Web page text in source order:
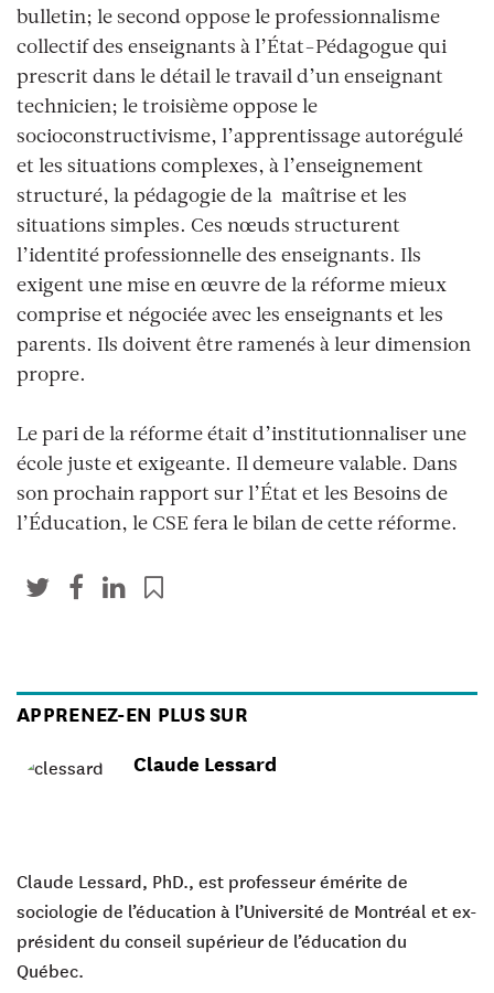
bulletin; le second oppose le professionnalisme
collectif des enseignants à l’État-Pédagogue qui
prescrit dans le détail le travail d’un enseignant
technicien; le troisième oppose le
socioconstructivisme, l’apprentissage autorégulé
et les situations complexes, à l’enseignement
structuré, la pédagogie de la maîtrise et les
situations simples. Ces nœuds structurent
l’identité professionnelle des enseignants. Ils
exigent une mise en œuvre de la réforme mieux
comprise et négociée avec les enseignants et les
parents. Ils doivent être ramenés à leur dimension
propre.
Le pari de la réforme était d’institutionnaliser une
école juste et exigeante. Il demeure valable. Dans
son prochain rapport sur l’État et les Besoins de
l’Éducation, le CSE fera le bilan de cette réforme.
APPRENEZ-EN PLUS SUR
Claude Lessard
Claude Lessard, PhD., est professeur émérite de
sociologie de l’éducation à l’Université de Montréal et ex-
président du conseil supérieur de l’éducation du
Québec.